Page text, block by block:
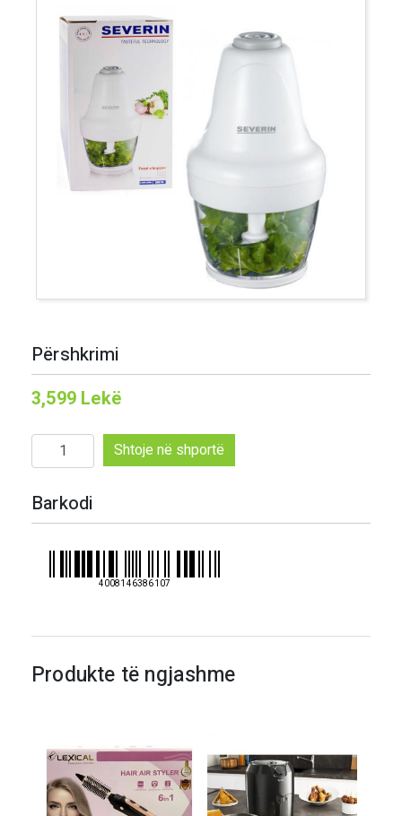
Përshkrimi
3,599 Lekë
Sasi
Preres
Iskra
Shtoje në shportë
Barkodi
4008146386107
Produkte të ngjashme